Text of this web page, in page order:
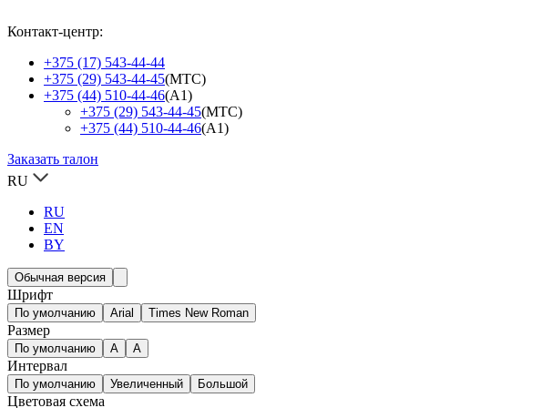
Контакт-центр:
+375 (17) 543-44-44
+375 (29) 543-44-45(МТС)
+375 (44) 510-44-46(А1)
+375 (29) 543-44-45(МТС)
+375 (44) 510-44-46(А1)
Заказать талон
RU
RU
EN
BY
Обычная версия
Шрифт
По умолчанию Arial Times New Roman
Размер
По умолчанию A A
Интервал
По умолчанию Увеличенный Большой
Цветовая схема